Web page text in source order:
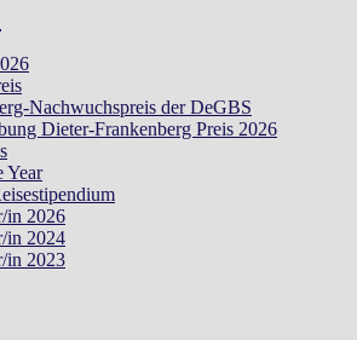
Nachwuchspreis der DeGBS
Dieter-Frankenberg Preis 2026
Year
in 2026
in 2024
in 2023